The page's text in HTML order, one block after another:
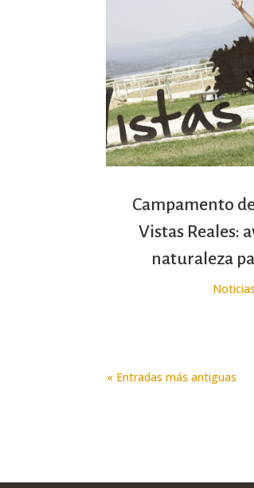
Campamento
Vistas Reales:
naturaleza
Noticias
« Entradas más antiguas